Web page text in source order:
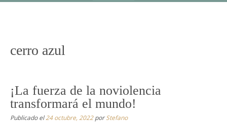
cerro azul
¡La fuerza de la noviolencia
transformará el mundo!
Publicado el24 octubre, 2022porStefano